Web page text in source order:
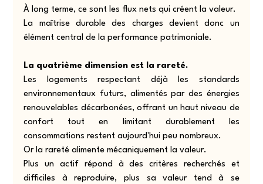
À long terme, ce sont les flux nets qui créent la valeur.
La maîtrise durable des charges devient donc un
élément central de la performance patrimoniale.
La quatrième dimension est la rareté.
Les logements respectant déjà les standards
environnementaux futurs, alimentés par des énergies
renouvelables décarbonées, offrant un haut niveau de
confort tout en limitant durablement les
consommations restent aujourd'hui peu nombreux.
Or la rareté alimente mécaniquement la valeur.
Plus un actif répond à des critères recherchés et
difficiles à reproduire, plus sa valeur tend à se